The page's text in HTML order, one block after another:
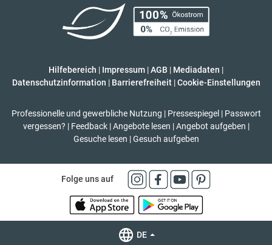
Hilfebereich | Impressum |AGB | Mediadaten |
Datenschutzinformation | Barrierefreiheit | Cookie-Einstellungen
Professionelle und gewerbliche Nutzung | Pressespiegel | Passwort
vergessen? | Feedback | Angebote lesen | Angebot aufgeben |
Gesuche lesen | Gesuch aufgeben
Folge uns auf
DE